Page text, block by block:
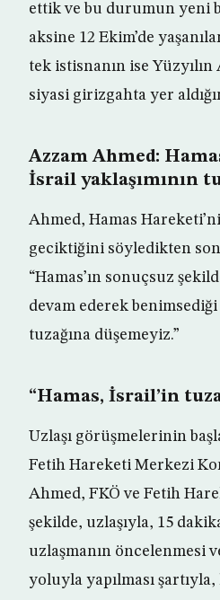
ettik ve bu durumun yeni
aksine 12 Ekim’de
tek istisnanın ise Yüzyılın
siyasi girizgahta yer
Azzam Ahmed:
İsrail yaklaşımının
Ahmed, Hamas
geciktiğini söyledikten
“Hamas’ın sonuçsuz
devam ederek benimsediği
tuzağına düşemeyiz.”
“Hamas, İsrail’in
Uzlaşı görüşmelerinin
Fetih Hareketi Merkezi
Ahmed, FKÖ ve Fetih
şekilde, uzlaşıyla, 15
uzlaşmanın öncelenmesi
yoluyla yapılması